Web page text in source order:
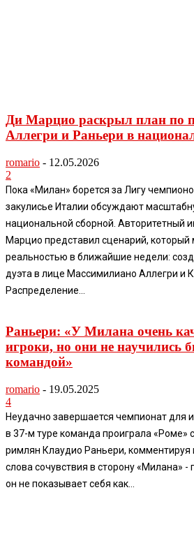
Ди Марцио раскрыл план по
Аллегри и Раньери в
romario - 12.05.2026
2
Пока «Милан» борется за Лигу
закулисье Италии обсуждают
национальной сборной. Авторитетный
Марцио представил сценарий, который
реальностью в ближайшие недели:
дуэта в лице Массимилиано Аллегри и
Распределение...
Раньери: «У Милана очень
игроки, но они не научились
командой»
romario - 19.05.2025
4
Неудачно завершается чемпионат для
в 37-м туре команда проиграла «Роме»
римлян Клаудио Раньери, комментируя
слова сочувствия в сторону «Милана» -
он не показывает себя как...